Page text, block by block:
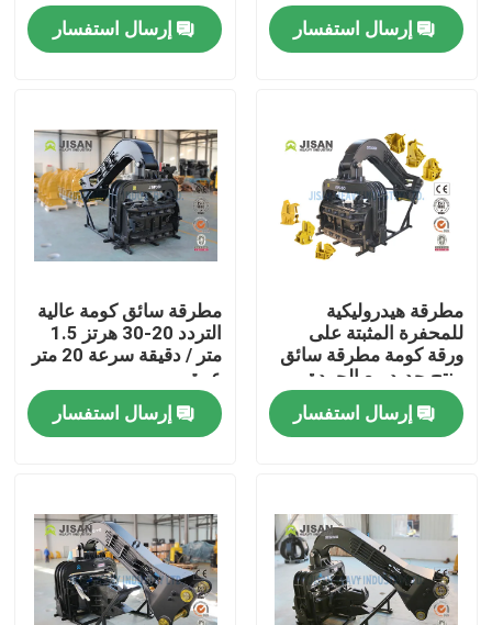
منتجات
جولة في المعمل
اتصل بنا
اطلب اقتباس
حفارة الكسارة الصخور
هيدروليكي روك الكسارة
القيادة
إرسال استفسار
كومة هيدروليكية
إرسال استفسار
مطرقة هيدروليكية
للمحفرة المثبتة على
ورقة كومة مطرقة سائق
منتج جديد بيع الجودة
Oem Odm خدمة Ce Sgs
إرسال استفسار
مطرقة سائق كومة عالية
التردد 20-30 هرتز 1.5
متر / دقيقة سرعة 20 متر
عمق
إرسال استفسار